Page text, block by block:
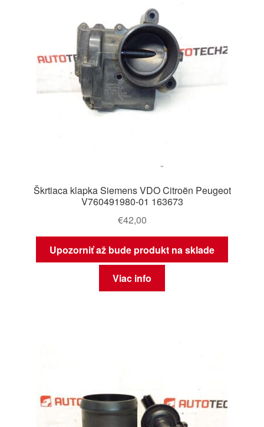
Škrtiaca klapka Siemens VDO Citroën Peugeot
V760491980-01 163673
€42,00
Upozorniť až bude produkt na sklade
Viac info